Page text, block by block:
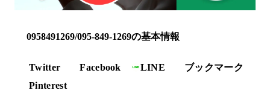
0958491269/095-849-1269の基本情報
Twitter Facebook LINE
ブックマーク
Pinterest